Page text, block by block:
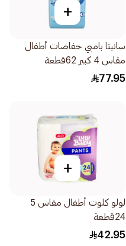
+
سانيتا بامبي حفاضات أطفال
مقاس 4 كبير 62قطعة
77.95
+
لولو كلوت أطفال مقاس 5
24قطعة
42.95